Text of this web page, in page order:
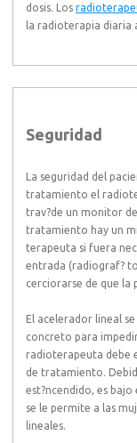
dosis. Los
la radioterapia diaria
Seguridad
La seguridad del
tratamiento el
trav?de un monitor
tratamiento hay un
terapeuta si fuera
entrada (radiograf?
cerciorarse de que la
El acelerador lineal
concreto para
radioterapeuta debe
de tratamiento.
est?ncendido, es bajo
se le permite a las
lineales.